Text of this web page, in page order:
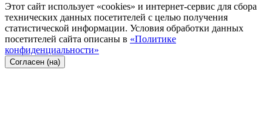
Этот сайт использует «cookies» и интернет-сервис для сбора
технических данных посетителей с целью получения
статистической информации. Условия обработки данных
посетителей сайта описаны в «Политике
конфиденциальности»
Согласен (на)